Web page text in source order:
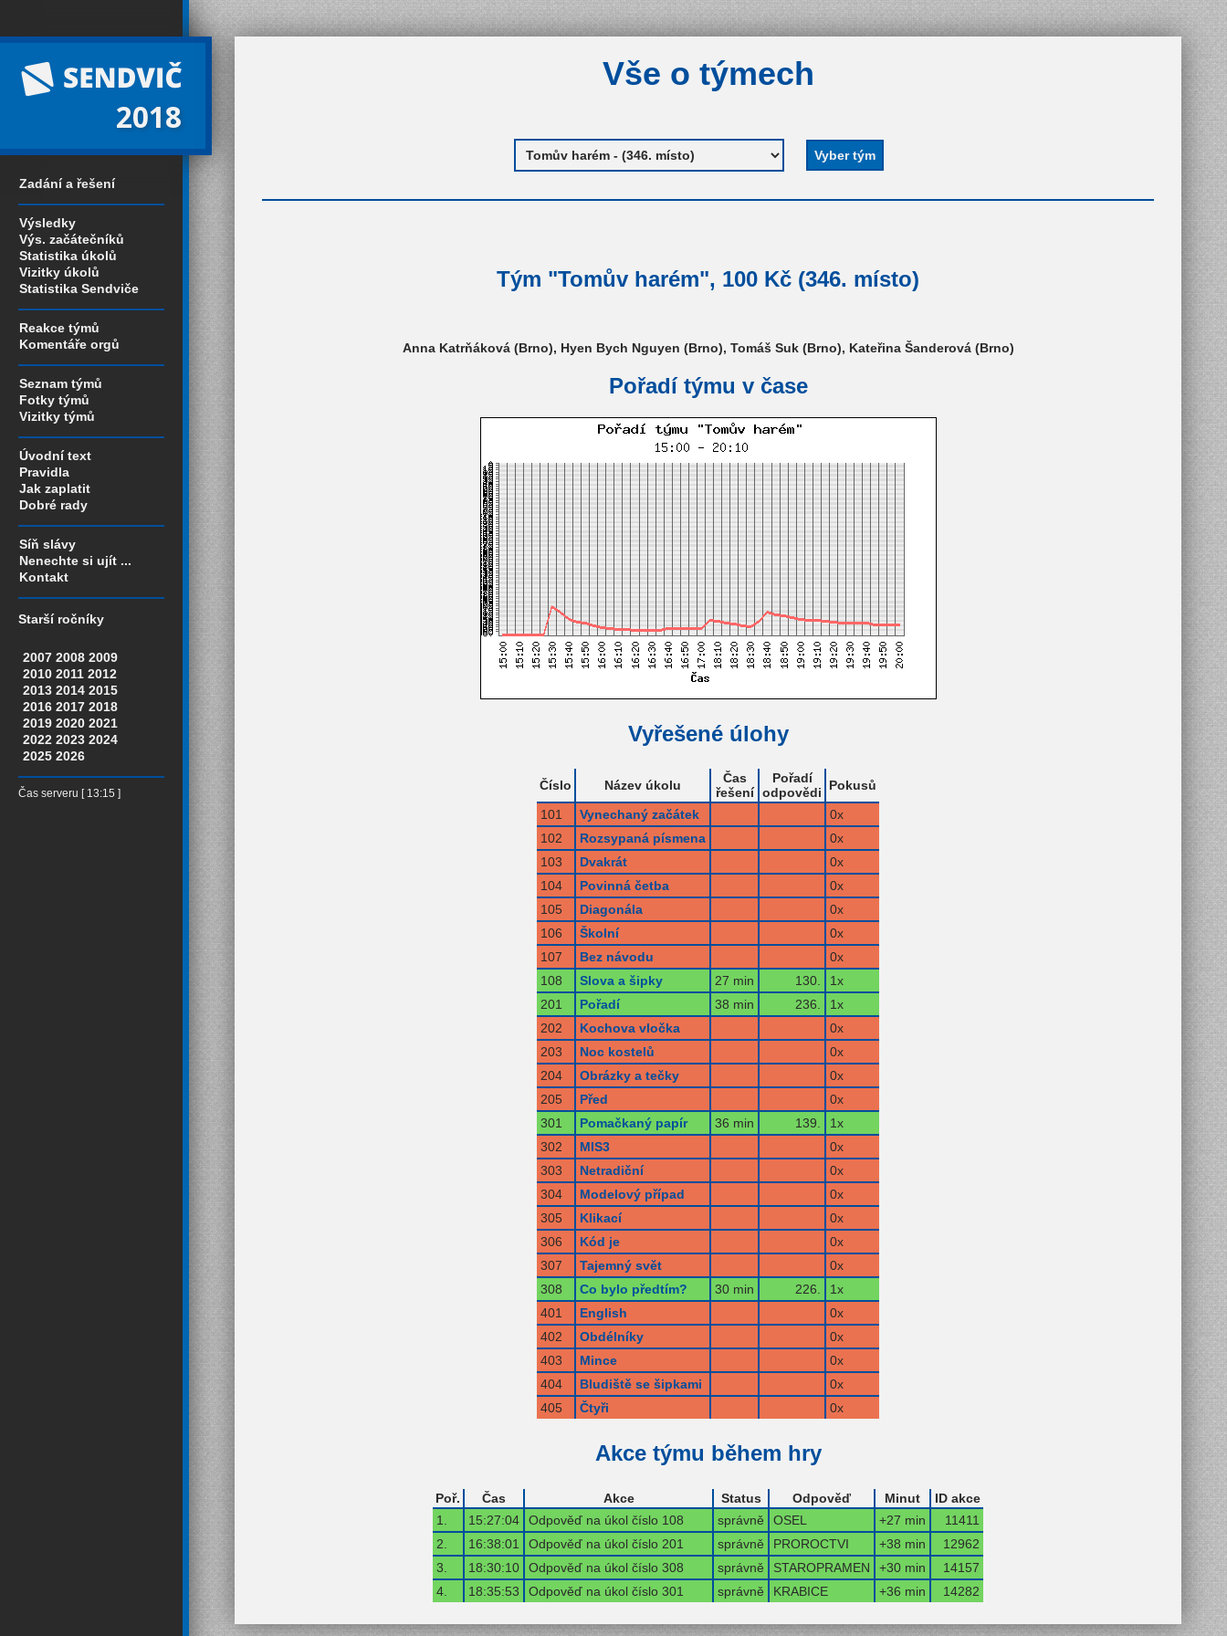
2018
Zadání a řešení
Výsledky
Výs. začátečníků
Statistika úkolů
Vizitky úkolů
Statistika Sendviče
Reakce týmů
Komentáře orgů
Seznam týmů
Fotky týmů
Vizitky týmů
Úvodní text
Pravidla
Jak zaplatit
Dobré rady
Síň slávy
Nenechte si ujít ...
Kontakt
Starší ročníky
2007 2008 2009
2010 2011 2012
2013 2014 2015
2016 2017 2018
2019 2020 2021
2022 2023 2024
2025 2026
Čas serveru [ 13:15 ]
Vše o týmech
Tým "Tomův harém", 100 Kč (346. místo)
Anna Katrňáková (Brno), Hyen Bych Nguyen (Brno), Tomáš Suk (Brno), Kateřina Šanderová (Brno)
Pořadí týmu v čase
Vyřešené úlohy
Číslo Název úkolu
Čas
řešení
Pořadí
odpovědi
Pokusů
101
Vynechaný začátek
0x
102
Rozsypaná písmena
0x
103
Dvakrát
0x
104
Povinná četba
0x
105
Diagonála
0x
106
Školní
0x
107
Bez návodu
0x
108
Slova a šipky 27 min 130.
1x
201
Pořadí 38 min 236.
1x
202
Kochova vločka
0x
203
Noc kostelů
0x
204
Obrázky a tečky
0x
205
Před
0x
301
Pomačkaný papír 36 min 139.
1x
302
MIS3
0x
303
Netradiční
0x
304
Modelový případ
0x
305
Klikací
0x
306
Kód je
0x
307
Tajemný svět
0x
308
Co bylo předtím? 30 min 226.
1x
401
English
0x
402
Obdélníky
0x
403
Mince
0x
404
Bludiště se šipkami
0x
405
Čtyři 0x
Akce týmu během hry
Poř. Čas Akce Status Odpověď Minut
ID akce
1.
15:27:04 Odpověď na úkol číslo 108 správně OSEL +27 min
11411
2.
16:38:01 Odpověď na úkol číslo 201 správně PROROCTVI +38 min
12962
3.
18:30:10 Odpověď na úkol číslo 308 správně STAROPRAMEN +30 min
14157
4.
18:35:53 Odpověď na úkol číslo 301 správně KRABICE +36 min 14282